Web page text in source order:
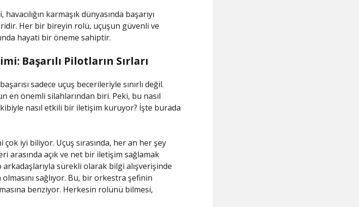
karmaşık dünyasında başarıyı
Her bir bireyin rolü, uçuşun güvenli ve
hayati bir öneme sahiptir.
Başarılı Pilotların Sırları
sadece uçuş becerileriyle sınırlı değil.
en önemli silahlarından biri. Peki, bu nasıl
nasıl etkili bir iletişim kuruyor? İşte burada
iyi biliyor. Uçuş sırasında, her an her şey
arasında açık ve net bir iletişim sağlamak
sürekli olarak bilgi alışverişinde
sağlıyor. Bu, bir orkestra şefinin
benziyor. Herkesin rolünü bilmesi,